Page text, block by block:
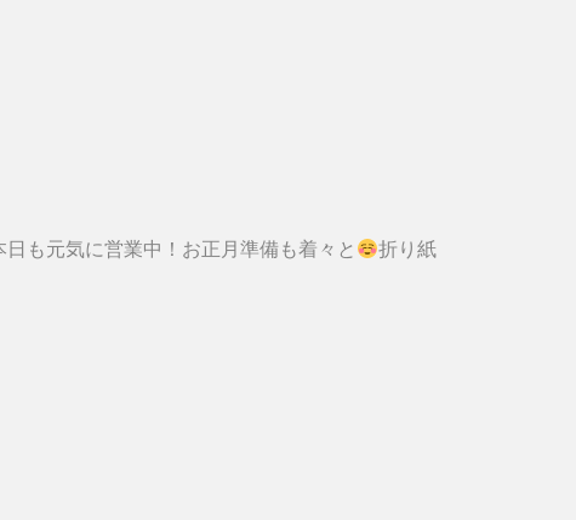
も元気に営業中！お正月準備も着々と
折り紙